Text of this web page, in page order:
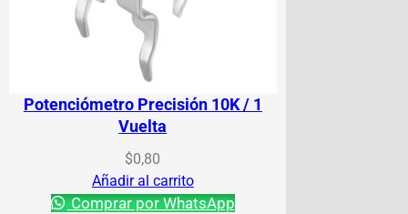
Potenciómetro Precisión 10K / 1
Vuelta
$0,80
Añadir al carrito
Comprar por WhatsApp